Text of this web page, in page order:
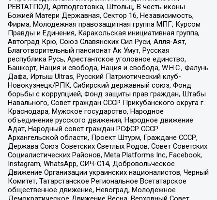
РЕВТАТПОД, Артподготовка, Штольц, В честь иконы
Божией Матери Державная, Сектор 16, Независимость,
Фирма, Молодежная правозащитная группа МПГ, Курсом
Правды и Единения, Каракольская инициативная группа,
Автоград Крю, Союз Славянских Сил Руси, Алля-Аят,
Благотворительный пансионат Ак Умут, Русская
республика Русь, Арестантское уголовное единство,
Башкорт, Нация и свобода, Нация и свобода, W.H.С., Фалунь
Дафа, Иртыш Ultras, Русский Патриотический клуб-
Новокузнецк/РПК, Сибирский державный союз, Фонд
борьбы с коррупцией, Фонд защиты прав граждан, Штабы
Навального, Совет граждан СССР Прикубанского округа г.
Краснодара, Мужское государство, Народное
объединение русского движения, Народное движение
Адат, Народный совет граждан РСФСР СССР
Архангельской области, Проект Штурм, Граждане СССР,
Держава Союз Советских Светлых Родов, Совет Советских
Социалистических Районов, Meta Platforms Inc, Facebook,
Instagram, WhatsApp, СИЧ-С14, Добровольческое
Движение Организации украинских националистов, Черный
Комитет, Татарстанское Региональное Всетатарское
общественное движение, Невоград, Молодежное